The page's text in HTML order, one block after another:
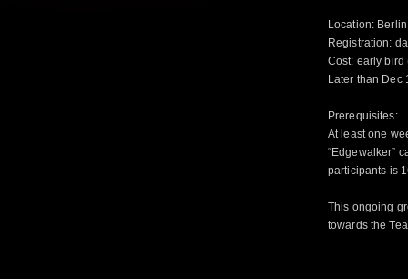
Location:
Registration:
Cost: early bird
Later than Dec
Prerequisites:
At least one
“Edgewalker”
participants is
This ongoing
towards the